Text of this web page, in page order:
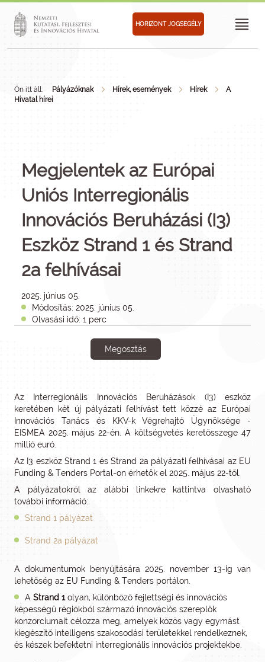
HORIZONT JOGSEGÉLY
Ön itt áll: Pályázóknak Hírek, események Hírek
A
Hivatal hírei
Megjelentek az Európai
Uniós Interregionális
Innovációs Beruházási (I3)
Eszköz Strand 1 és Strand
2a felhívásai
2025. június 05.
Módosítás: 2025. június 05.
Olvasási idő: 1 perc
Megosztás
Az Interregionális Innovációs Beruházások (I3) eszköz
keretében két új pályázati felhívást tett közzé az Európai
Innovációs Tanács és KKV-k Végrehajtó Ügynöksége -
EISMEA 2025. május 22-én. A költségvetés keretösszege 47
millió euró.
Az I3 eszköz Strand 1 és Strand 2a pályázati felhívásai az EU
Funding & Tenders Portal-on érhetők el 2025. május 22-től.
A pályázatokról az alábbi linkekre kattintva olvasható
további információ:
Strand 1 pályázat
Strand 2a pályázat
A dokumentumok benyújtására 2025. november 13-ig van
lehetőség az EU Funding & Tenders portálon.
A Strand 1olyan, különböző fejlettségi és innovációs
képességű régiókból származó innovációs szereplők
konzorciumait célozza meg, amelyek közös vagy egymást
kiegészítő intelligens szakosodási területekkel rendelkeznek,
és készek befektetni interregionális innovációs projektekbe.